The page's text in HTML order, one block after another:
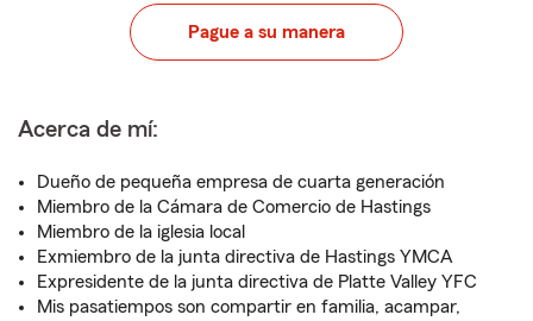
Pague a su manera
Acerca de mí:
Dueño de pequeña empresa de cuarta generación
Miembro de la Cámara de Comercio de Hastings
Miembro de la iglesia local
Exmiembro de la junta directiva de Hastings YMCA
Expresidente de la junta directiva de Platte Valley YFC
Mis pasatiempos son compartir en familia, acampar,